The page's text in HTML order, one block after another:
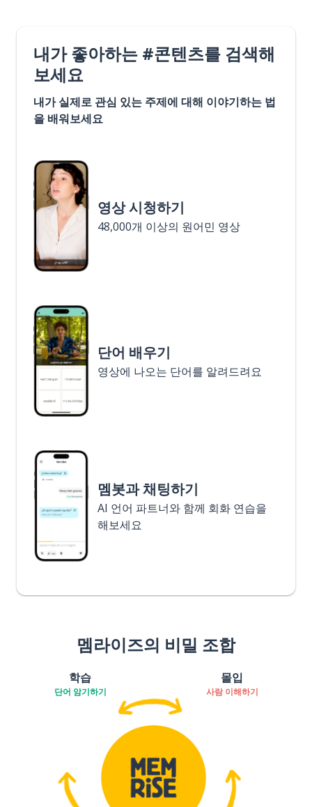
내가 좋아하는 #콘텐츠를 검색해
보세요
내가 실제로 관심 있는 주제에 대해 이야기하는 법
을 배워보세요
영상 시청하기
48,000개 이상의 원어민 영상
단어 배우기
영상에 나오는 단어를 알려드려요
멤봇과 채팅하기
AI 언어 파트너와 함께 회화 연습을
해보세요
멤라이즈의 비밀 조합
학습
단어 암기하기
몰입
사람 이해하기